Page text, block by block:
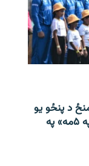
د پنځو یو
ورځنیو سیالیو لړۍ نن چهارشنبه د اګسټ «په ۵مه» په